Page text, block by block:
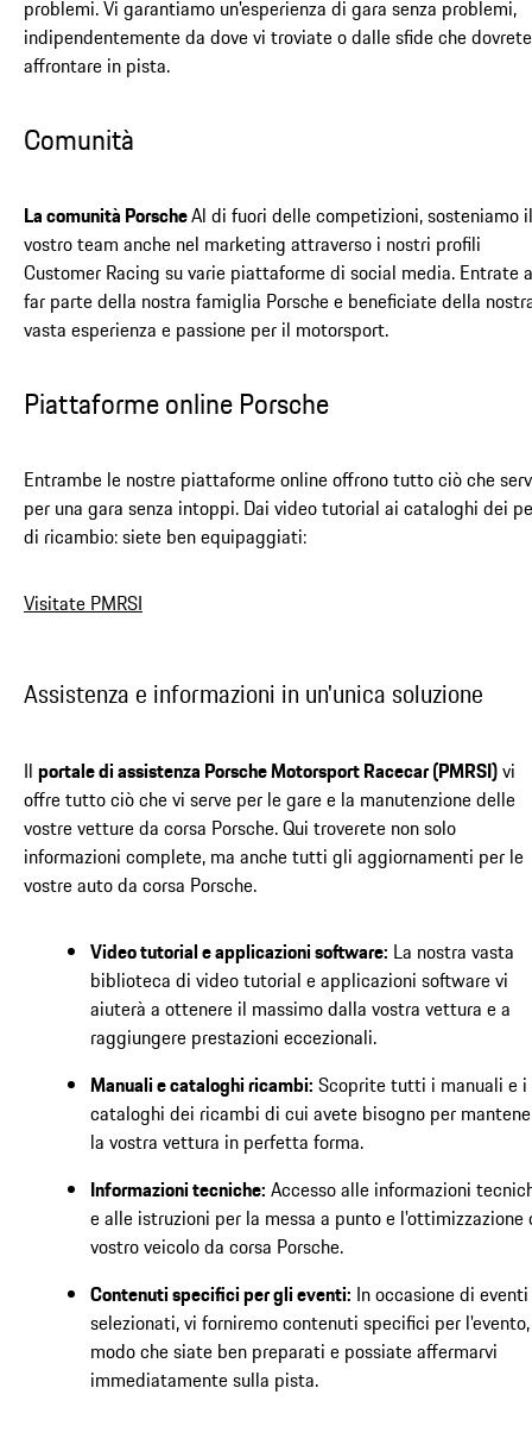
problemi. Vi garantiamo un'esperienza di gara senza problemi,
indipendentemente da dove vi troviate o dalle sfide che dovrete
affrontare in pista.
Comunità
La comunità PorscheAl di fuori delle competizioni, sosteniamo il
vostro team anche nel marketing attraverso i nostri profili
Customer Racing su varie piattaforme di social media. Entrate a
far parte della nostra famiglia Porsche e beneficiate della
vasta esperienza e passione per il motorsport.
Piattaforme online Porsche
Entrambe le nostre piattaforme online offrono tutto ciò che
per una gara senza intoppi. Dai video tutorial ai cataloghi dei
di ricambio: siete ben equipaggiati:
Visitate PMRSI
Assistenza e informazioni in un'unica soluzione
Il portale di assistenza Porsche Motorsport Racecar (PMRSI)vi
offre tutto ciò che vi serve per le gare e la manutenzione delle
vostre vetture da corsa Porsche. Qui troverete non solo
informazioni complete, ma anche tutti gli aggiornamenti per le
vostre auto da corsa Porsche.
Video tutorial e applicazioni software: La nostra vasta
biblioteca di video tutorial e applicazioni software vi
aiuterà a ottenere il massimo dalla vostra vettura e a
raggiungere prestazioni eccezionali.
Manuali e cataloghi ricambi: Scoprite tutti i manuali e i
cataloghi dei ricambi di cui avete bisogno per
la vostra vettura in perfetta forma.
Informazioni tecniche: Accesso alle informazioni
e alle istruzioni per la messa a punto e l'ottimizzazione
vostro veicolo da corsa Porsche.
Contenuti specifici per gli eventi: In occasione di eventi
selezionati, vi forniremo contenuti specifici per
modo che siate ben preparati e possiate affermarvi
immediatamente sulla pista.